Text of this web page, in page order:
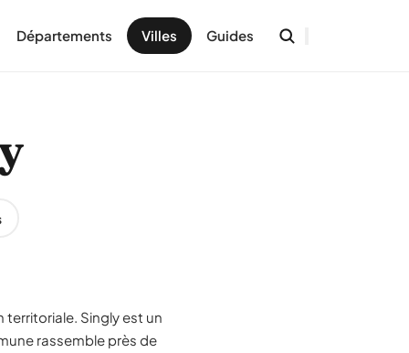
Départements Villes Guides
Singly est un
rassemble près de